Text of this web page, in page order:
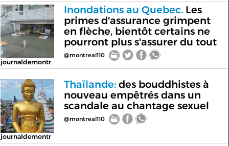
SUIVEZ NOUS:
< RETOUR À L'ACCUEIL
journaldemontr
Inondations au Quebec.Les
primes d'assurance grimpent
en flèche, bientôt certains ne
pourront plus s'assurer du tout
@montreal110
journaldemontr
Thaïlande:des bouddhistes à
nouveau empêtrés dans un
scandale au chantage sexuel
@montreal110